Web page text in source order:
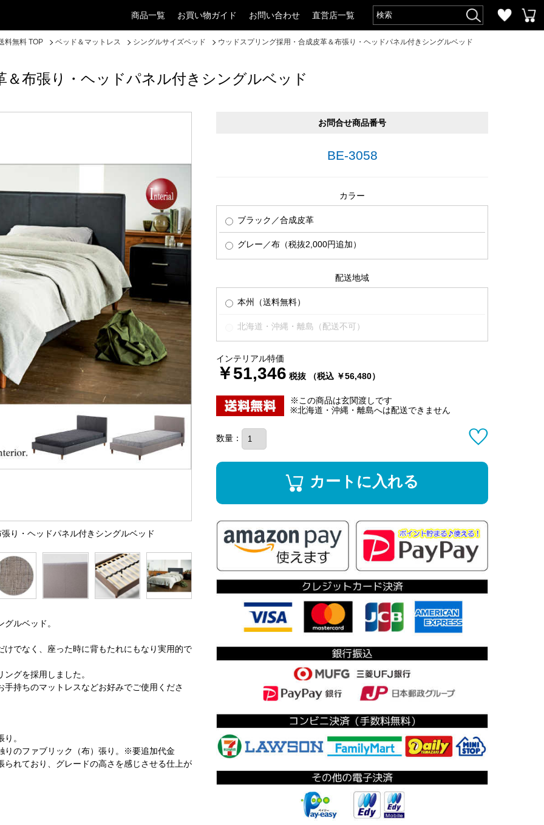
商品一覧 お買い物ガイド お問い合わせ 直営店一覧
料無料 TOP ベッド＆マットレス シングルサイズベッド ウッドスプリング採用・合成皮革＆布張り・ヘッドパネル付きシングルベッド
布張り・ヘッドパネル付きシングルベッド
り・ヘッドパネル付きシングルベッド
ルベッド。
でなく、座った時に背もたれにもなり実用的で
グを採用しました。
持ちのマットレスなどお好みでご使用くださ
。
りのファブリック（布）張り。※要追加代金
れており、グレードの高さを感じさせる仕上が
お問合せ商品番号
BE-3058
カラー
ブラック／合成皮革
グレー／布（税抜2,000円追加）
配送地域
本州（送料無料）
北海道・沖縄・離島（配送不可）
インテリアル特価
￥51,346 税抜 （税込 ￥56,480）
※この商品は玄関渡しです
※北海道・沖縄・離島へは配送できません
数量：
カートに入れる